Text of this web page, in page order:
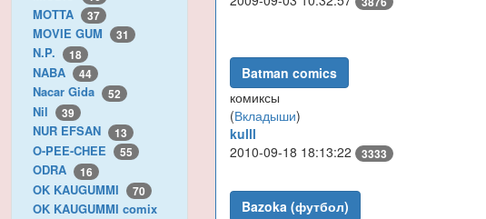
MOTTA 37
MOVIE GUM 31
N.P. 18
NABA 44
Nacar Gida 52
Nil 39
NUR EFSAN 13
O-PEE-CHEE 55
ODRA 16
OK KAUGUMMI 70
OK KAUGUMMI comix
Batman comics
комиксы
(Вкладыши)
kulll
2010-09-18 18:13:22
3333
Bazoka (футбол)